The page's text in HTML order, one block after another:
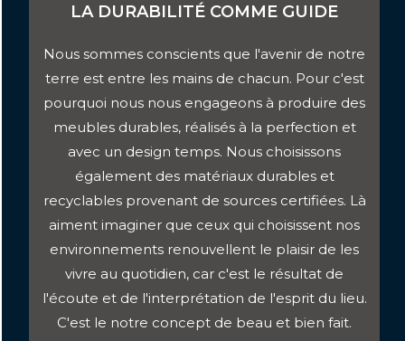
LA DURABILITÉ COMME GUIDE
Nous sommes conscients que l'avenir de notre
terre est entre les mains de chacun. Pour c'est
pourquoi nous nous engageons à produire des
meubles durables, réalisés à la perfection et
avec un design temps. Nous choisissons
également des matériaux durables et
recyclables provenant de sources certifiées. Là
aiment imaginer que ceux qui choisissent nos
environnements renouvellent le plaisir de les
vivre au quotidien, car c'est le résultat de
l'écoute et de l'interprétation de l'esprit du lieu.
C'est le notre concept de beau et bien fait.